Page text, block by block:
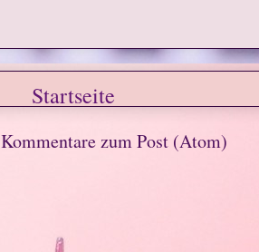
Startseite
Kommentare zum Post (Atom)